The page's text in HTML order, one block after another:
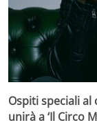
Ospiti speciali al
unirà a ‘Il Circo